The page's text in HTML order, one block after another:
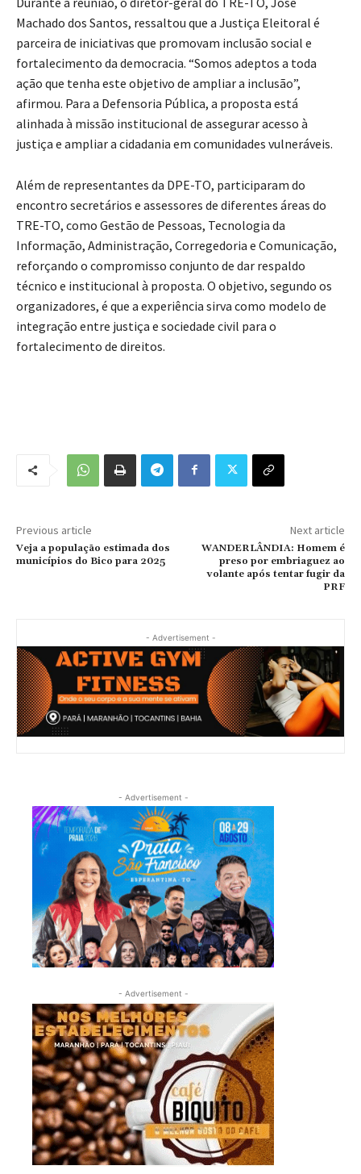
Machado dos Santos, ressaltou que a Justiça Eleitoral é
parceira de iniciativas que promovam inclusão social e
fortalecimento da democracia. “Somos adeptos a toda
ação que tenha este objetivo de ampliar a inclusão”,
afirmou. Para a Defensoria Pública, a proposta está
alinhada à missão institucional de assegurar acesso à
justiça e ampliar a cidadania em comunidades vulneráveis.
Além de representantes da DPE-TO, participaram do
encontro secretários e assessores de diferentes áreas do
TRE-TO, como Gestão de Pessoas, Tecnologia da
Informação, Administração, Corregedoria e Comunicação,
reforçando o compromisso conjunto de dar respaldo
técnico e institucional à proposta. O objetivo, segundo os
organizadores, é que a experiência sirva como modelo de
integração entre justiça e sociedade civil para o
fortalecimento de direitos.
Previous article
Veja a população estimada dos
municípios do Bico para 2025
Next article
WANDERLÂNDIA: Homem é
preso por embriaguez ao
volante após tentar fugir da
PRF
- Advertisement -
- Advertisement -
- Advertisement -